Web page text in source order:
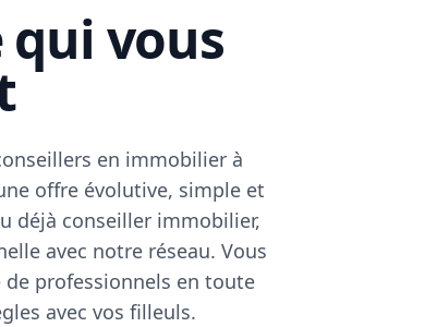
qui vous
en immobilier à
offre évolutive, simple et
déjà conseiller immobilier,
avec notre réseau. Vous
professionnels en toute
avec vos filleuls.